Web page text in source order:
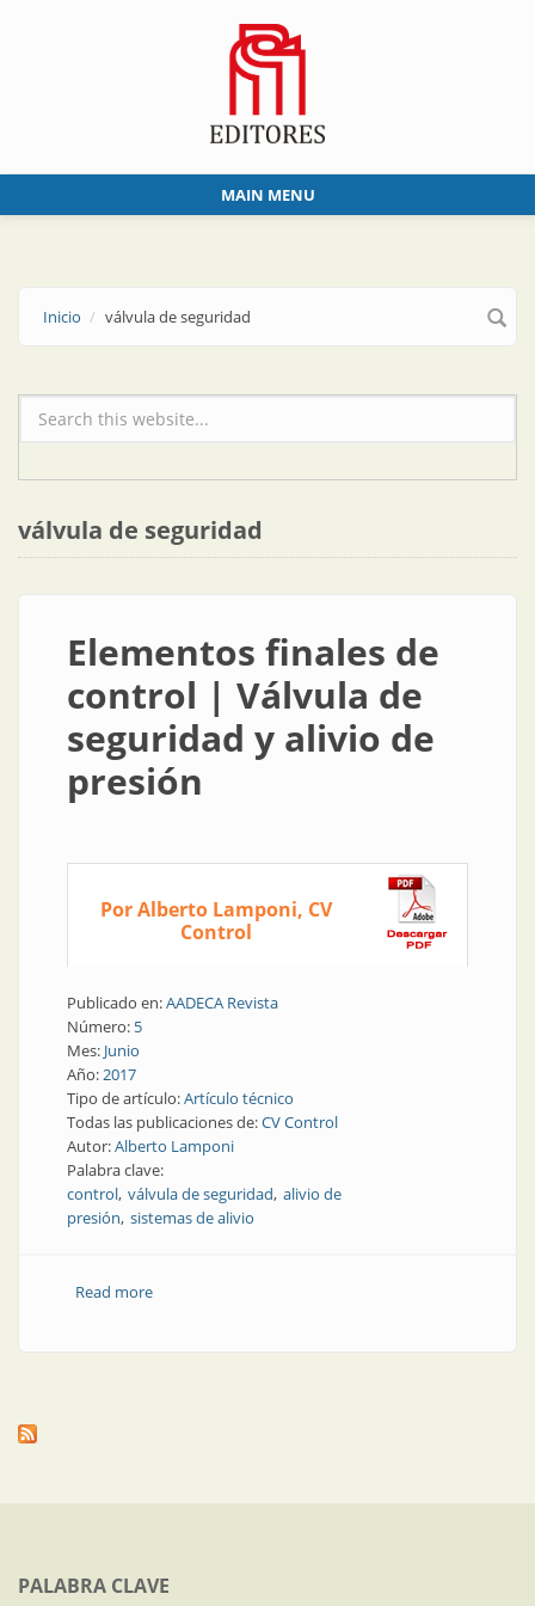
MAIN MENU
Inicio válvula de seguridad
Formulario de búsqueda
válvula de seguridad
Elementos finales de
control | Válvula de
seguridad y alivio de
presión
Por Alberto Lamponi, CV
Control
Publicado en:AADECA Revista
Número: 5
Mes: Junio
Año:2017
Tipo de artículo:Artículo técnico
Todas las publicaciones de:CV Control
Autor:Alberto Lamponi
Palabra clave:
control válvula de seguridad alivio de
presión sistemas de alivio
Read moreabout Elementos finales de control | Válvula de
PALABRA CLAVE